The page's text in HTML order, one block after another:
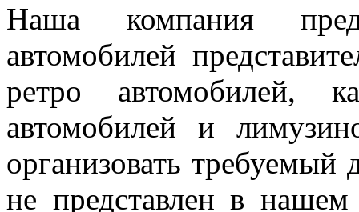
Наша компания
автомобилей
ретро автомобилей,
автомобилей и
организовать требуемый
не представлен в